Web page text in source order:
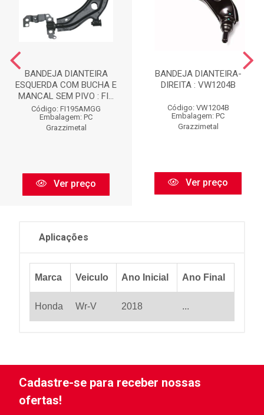
BANDEJA DIANTEIRA
ESQUERDA COM BUCHA E
MANCAL SEM PIVO : FI...
Código: FI195AMGG
Embalagem: PC
Grazzimetal
Ver preço
BANDEJA DIANTEIRA-
DIREITA : VW1204B
Código: VW1204B
Embalagem: PC
Grazzimetal
Ver preço
Aplicações
Marca Veiculo Ano Inicial Ano Final
Honda Wr-V 2018 ...
Cadastre-se para receber nossas
ofertas!